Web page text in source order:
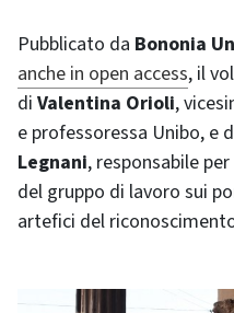
Pubblicato da Bononia
anche in open access, il
di Valentina Orioli,
e professoressa Unibo, e
Legnani, responsabile
del gruppo di lavoro sui
artefici del